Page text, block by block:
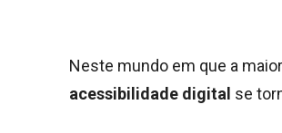
Neste mundo em que a
acessibilidade digital se